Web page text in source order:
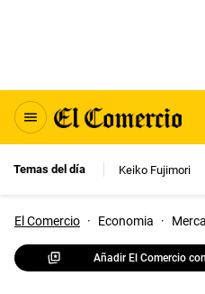
Temas del día Keiko Fujimori
El Comercio · Economia ·
Añadir El Comercio